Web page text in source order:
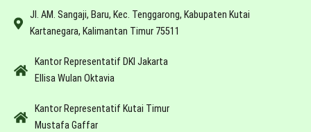
Jl. AM. Sangaji, Baru, Kec. Tenggarong, Kabupaten Kutai
Kartanegara, Kalimantan Timur 75511
Kantor Representatif DKI Jakarta
Ellisa Wulan Oktavia
Kantor Representatif Kutai Timur
Mustafa Gaffar